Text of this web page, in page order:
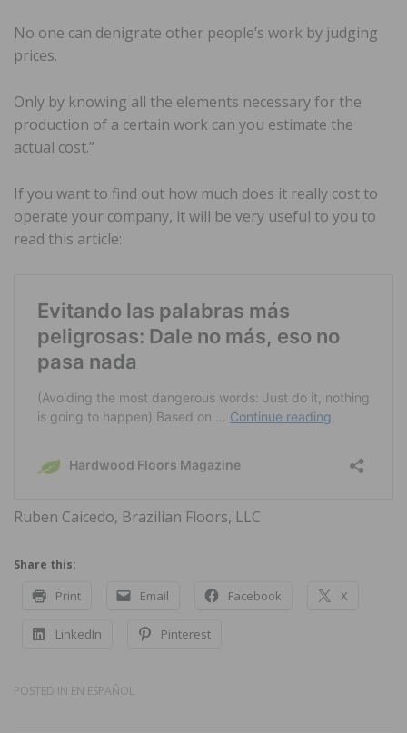
No one can denigrate other people’s work by judging
prices.
Only by knowing all the elements necessary for the
production of a certain work can you estimate the
actual cost.”
If you want to find out how much does it really cost to
operate your company, it will be very useful to you to
read this article:
Ruben Caicedo, Brazilian Floors, LLC
Share this:
Print Email Facebook X
LinkedIn Pinterest
POSTED IN EN ESPAÑOL